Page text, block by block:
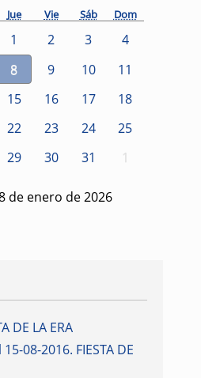
Jue Vie Sáb Dom
1 2 3
4
8 9 10
11
15 16 17
18
22 23 24
25
29 30 31 1
de enero de 2026
DE LA ERA
15-08-2016. FIESTA DE